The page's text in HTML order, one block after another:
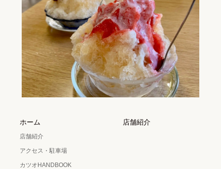
ホーム
店舗紹介
アクセス・駐車場
カツオHANDBOOK
店舗紹介